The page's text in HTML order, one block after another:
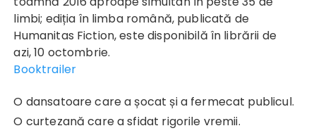
limbi; ediția în limba română, publicată de
Humanitas Fiction, este disponibilă în librării de
azi, 10 octombrie.
Booktrailer
O dansatoare care a șocat și a fermecat publicul.
O curtezană care a sfidat rigorile vremii.